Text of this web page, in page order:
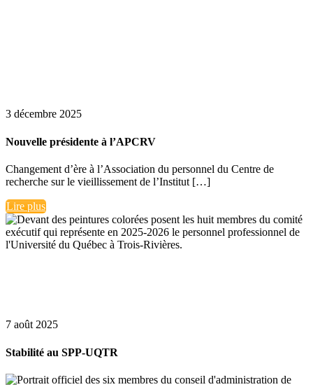
3 décembre 2025
Nouvelle présidente à l’APCRV
Changement d’ère à l’Association du personnel du Centre de
recherche sur le vieillissement de l’Institut […]
Lire plus
7 août 2025
Stabilité au SPP-UQTR